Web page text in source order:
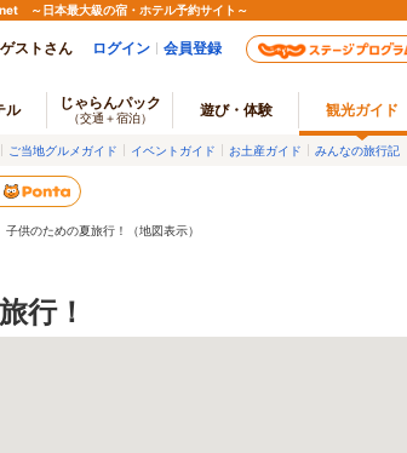
～日本最大級の宿・ホテル予約サイト～
ストさん ログイン 会員登録
ル じゃらんパック
（交通＋宿泊） 遊び・体験 観光ガイド
ご当地グルメガイド イベントガイド お土産ガイド みんなの旅行記
子供のための夏旅行！（地図表示）
行！